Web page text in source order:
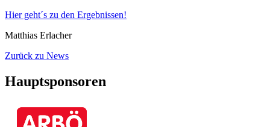
Hier geht´s zu den Ergebnissen!
Matthias Erlacher
Zurück zu News
Hauptsponsoren